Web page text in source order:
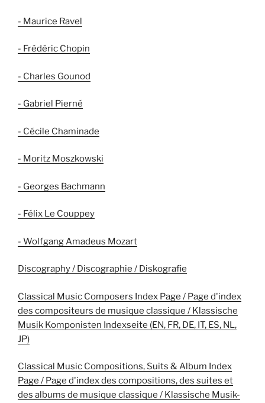
- Maurice Ravel
- Frédéric Chopin
- Charles Gounod
- Gabriel Pierné
- Cécile Chaminade
- Moritz Moszkowski
- Georges Bachmann
- Félix Le Couppey
- Wolfgang Amadeus Mozart
Discography / Discographie / Diskografie
Classical Music Composers Index Page / Page d'index
des compositeurs de musique classique / Klassische
Musik Komponisten Indexseite (EN, FR, DE, IT, ES, NL,
JP)
Classical Music Compositions, Suits & Album Index
Page / Page d'index des compositions, des suites et
des albums de musique classique / Klassische Musik-